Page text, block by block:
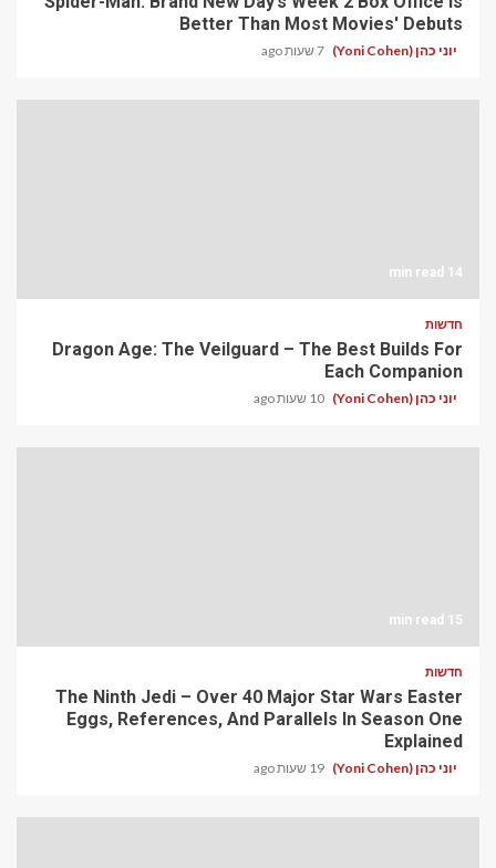
Better Than Most Movies' Debuts
יוני כהן (Yoni Cohen) 7 שעות ago
14 min read
חדשות
Dragon Age: The Veilguard – The Best Builds For
Each Companion
יוני כהן (Yoni Cohen) 10 שעות ago
15 min read
חדשות
The Ninth Jedi – Over 40 Major Star Wars Easter
Eggs, References, And Parallels In Season One
Explained
יוני כהן (Yoni Cohen) 19 שעות ago